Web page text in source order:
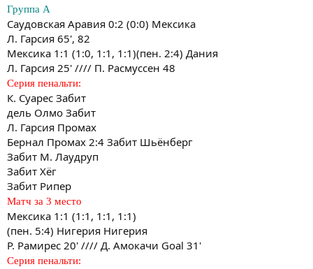
Группа A
Саудовская Аравия 0:2 (0:0) Мексика
Л. Гарсия 65', 82
Мексика 1:1 (1:0, 1:1, 1:1)(пен. 2:4) Дания
Л. Гарсия 25' //// П. Расмуссен 48
Серия пенальти:
К. Суарес Забит
дель Олмо Забит
Л. Гарсия Промах
Бернал Промах 2:4 Забит Шьёнберг
Забит М. Лаудруп
Забит Хёг
Забит Рипер
Матч за 3 место
Мексика 1:1 (1:1, 1:1, 1:1)
(пен. 5:4) Нигерия Нигерия
Р. Рамирес 20' //// Д. Амокачи Goal 31'
Серия пенальти: